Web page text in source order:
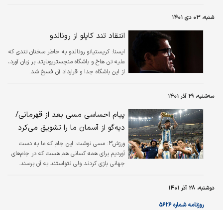
شنبه، ۰۳ دی ۱۴۰۱
انتقاد تند کاپلو از رونالدو
ايسنا: کریستیانو رونالدو به خاطر سخنان تندی که
علیه تن هاخ و باشگاه منچستریونایتد بر زبان آورد،
از این باشگاه جدا و قرارداد آن فسخ شد.
سه‌شنبه، ۲۹ آذر ۱۴۰۱
پیام احساسی مسی بعد از قهرمانی/
دیه‌گو از آسمان ما را تشویق می‌کرد
ورزش3:
مسی نوشت: این جام که ما به دست
آوردیم برای همه کسانی هم هست که در جام‌های
جهانی بازی کردند ولی نتواستند به آن برسند.
دوشنبه، ۲۸ آذر ۱۴۰۱
روزنامه شماره ۵۶۲۶